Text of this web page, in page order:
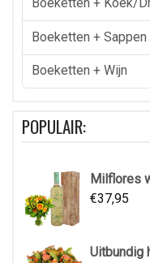
Boeketten + Sappen
Boeketten + Wijn
POPULAIR:
Milflores
€37,95
Uitbundig